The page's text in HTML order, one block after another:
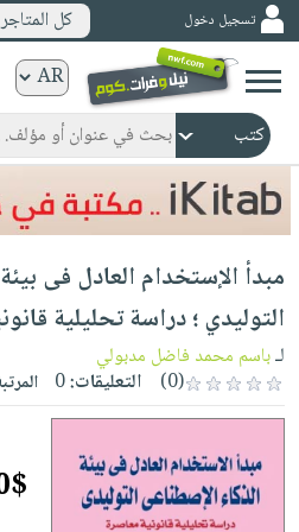
ورقية
المواضيع
صدر
حديثاً
الأكثر
مبيعاً
جوائز
شحن
مخفض
عروض
خاصة
صفحات
مشوقة
كتب
الكترونية
الرئيسية
صدر
حديثاً
الأكثر
مبيعاً
كتب
مجانية
كتب
صوتية
الصفحة
الرئيسية
masmu3
بلا
حدود
أطفال
وناشئة
الصفحةوسائل
تسجيل دخول كل المتاجر
مبدأ الإستخدام العادل فى
التوليدي ؛ دراسة تحليلية
لـباسم محمد فاضل مدبولي
(0)
التعليقات:0